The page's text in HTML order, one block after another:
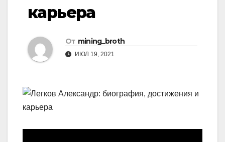
карьера
От mining_broth
ИЮЛ 19, 2021